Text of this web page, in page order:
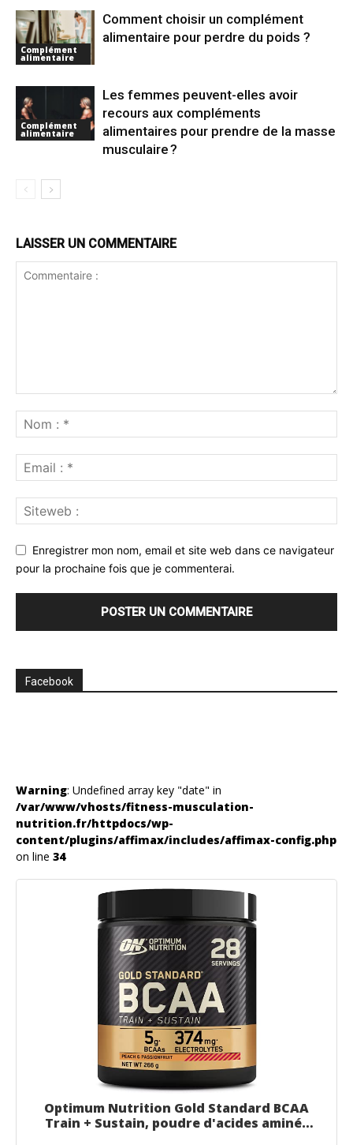
Complément
alimentaire
Comment choisir un complément
alimentaire pour perdre du poids ?
Complément
alimentaire
Les femmes peuvent-elles avoir
recours aux compléments
alimentaires pour prendre de la masse
musculaire ?
LAISSER UN COMMENTAIRE
Enregistrer mon nom, email et site web dans ce navigateur
pour la prochaine fois que je commenterai.
Facebook
Warning: Undefined array key "date" in
/var/www/vhosts/fitness-musculation-
nutrition.fr/httpdocs/wp-
content/plugins/affimax/includes/affimax-config.php
on line 34
Optimum Nutrition Gold Standard BCAA
Train + Sustain, poudre d'acides aminés